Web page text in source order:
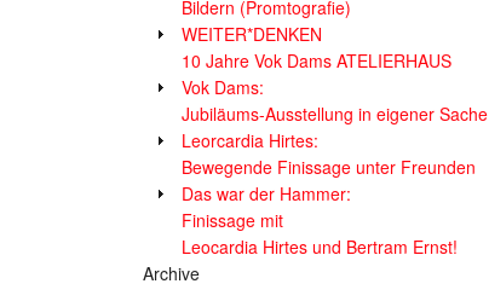
Bildern (Promtografie)
WEITER*DENKEN
10 Jahre Vok Dams ATELIERHAUS
Vok Dams:
Jubiläums-Ausstellung in eigener Sache
Leorcardia Hirtes:
Bewegende Finissage unter Freunden
Das war der Hammer:
Finissage mit
Leocardia Hirtes und Bertram Ernst!
Archive